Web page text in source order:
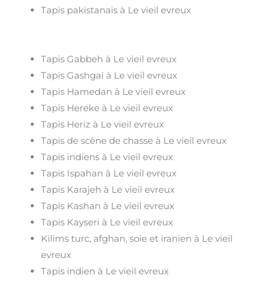
Tapis pakistanais à Le vieil evreux
Tapis Gabbeh à Le vieil evreux
Tapis Gashgai à Le vieil evreux
Tapis Hamedan à Le vieil evreux
Tapis Hereke à Le vieil evreux
Tapis Heriz à Le vieil evreux
Tapis de scène de chasse à Le vieil evreux
Tapis indiens à Le vieil evreux
Tapis Ispahan à Le vieil evreux
Tapis Karajeh à Le vieil evreux
Tapis Kashan à Le vieil evreux
Tapis Kayseri à Le vieil evreux
Kilims turc, afghan, soie et iranien à Le vieil
evreux
Tapis indien à Le vieil evreux